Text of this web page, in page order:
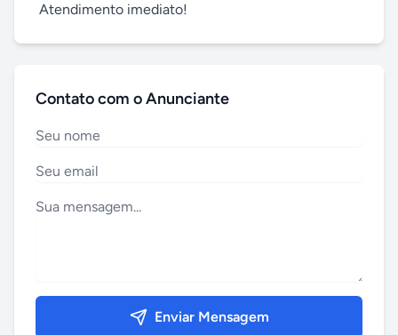
Atendimento imediato!
Contato com o Anunciante
Enviar Mensagem